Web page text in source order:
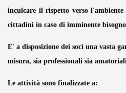
inculcare il rispetto verso
cittadini in caso di imminente
E' a disposizione dei soci una vasta
misura, sia professionali sia
Le attività sono finalizzate a: